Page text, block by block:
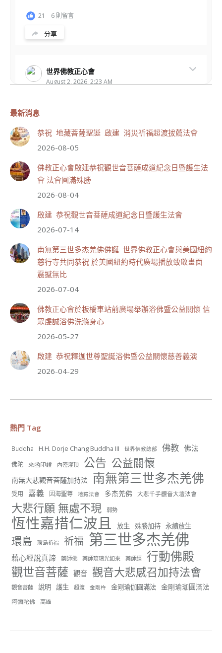
21 6 則留言
分享
世界佛教正心會
August 2, 2026, 2:23 AM
分享
世界佛教正心會
July 20, 2026, 10:47 AM
【啟建 恭祝觀世音菩薩成道紀念日暨護生法會】
觀世音菩薩大慈大悲，救眾生脫離苦難的行願，為宇宙
間的大悲之王，化身為各種形象而為眾生說法，尋聲救
苦、免災免難、利益蒼生，無剎不現身，農曆6月19日為
觀世音菩薩成道紀念日，世界佛教正心會文殊院、財神
會館、桃園金龜山三寶殿將在8月1日(星期六)於金龜山
三寶殿聯合啟建「恭祝...
分享
世界佛教正心會
July 19, 2026, 1:40 AM
週日（7/19）將於世界佛教正心會金龜山三寶殿...
觀看更多
55 28 則留言
分享
最新消息
恭祝 地藏菩薩聖誕 啟建 消災祈福超渡拔薦法會
2026-08-05
佛教正心會啟建恭祝觀世音菩薩成道紀念日暨護生法
會 法會圓滿殊勝
2026-08-04
啟建 恭祝觀世音菩薩成道紀念日暨護生法會
2026-07-14
南無第三世多杰羌佛佛誕 世界佛教正心會與美國紐約
慈行寺共同恭祝 於美國紐約時代廣場播放致敬畫面
震撼無比
2026-07-04
佛教正心會於板橋車站前廣場舉辦浴佛暨公益關懷 信
眾虔誠浴佛洗滌身心
2026-05-27
啟建 恭祝釋迦世尊聖誕浴佛暨公益關懷慈善義演
2026-04-29
熱門 Tag
Buddha H.H. Dorje Chang Buddha III 世界佛教總部 佛教 佛法
佛陀 來函印證 內密灌頂 公告 公益關懷
南無大悲觀音菩薩加持法 南無第三世多杰羌佛
受用 嘉義 因海聖尊 地藏法會 多杰羌佛 大悲千手觀音大壇法會
大悲行願 無處不現 弱勢
恆性嘉措仁波且 放生 殊勝加持 永續放生
環島 環島祈福 祈福 第三世多杰羌佛
藉心經說真諦 藥師佛 藥師琉璃光如來 藥師經 行動佛殿
觀世音菩薩 觀音 觀音大悲感召加持法會
觀音菩薩 說明 護生 超渡 金剛杵 金剛瑜伽圓滿法 金剛瑜珈圓滿法
阿彌陀佛 高雄